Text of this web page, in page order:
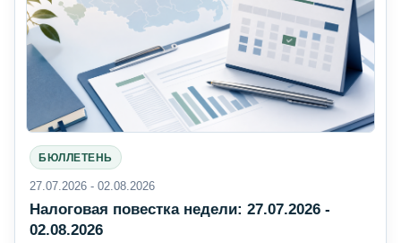
БЮЛЛЕТЕНЬ
27.07.2026 - 02.08.2026
Налоговая повестка недели: 27.07.2026 -
02.08.2026